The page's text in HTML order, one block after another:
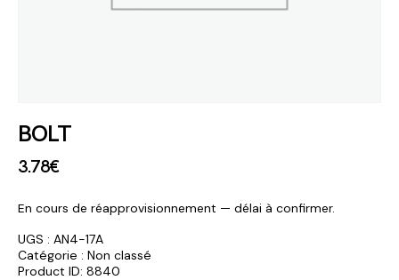
BOLT
3.78€
En cours de réapprovisionnement — délai à confirmer.
UGS : AN4-17A
Catégorie : Non classé
Product ID: 8840